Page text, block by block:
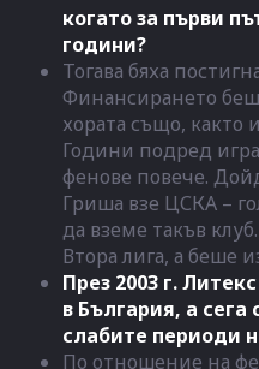
когато за първи
години?
Тогава бяха
Финансирането
хората също, както
Години подред
фенове повече.
Гриша взе ЦСКА –
да вземе такъв
Втора лига, а беше
През 2003 г.
в България, а сега
слабите периоди
По отношение на